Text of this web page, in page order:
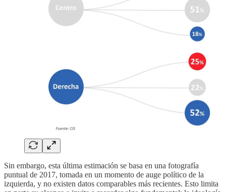
Sin embargo, esta última estimación se basa en una fotografía
puntual de 2017, tomada en un momento de auge político de la
izquierda, y no existen datos comparables más recientes. Esto limita